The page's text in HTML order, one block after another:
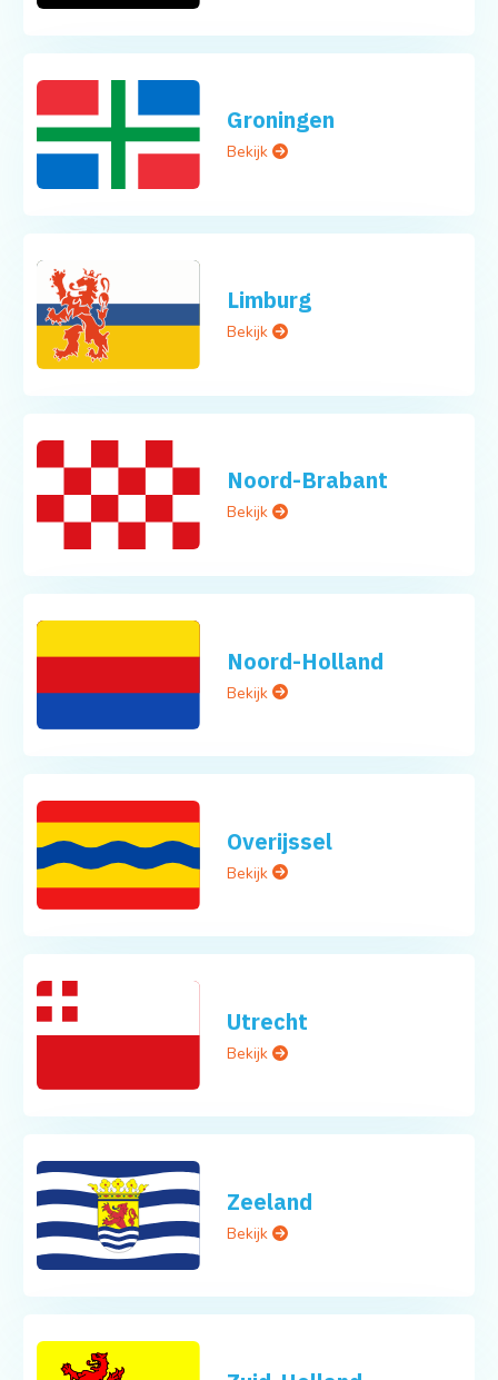
Groningen
Bekijk
Limburg
Bekijk
Noord-Brabant
Bekijk
Noord-Holland
Bekijk
Overijssel
Bekijk
Utrecht
Bekijk
Zeeland
Bekijk